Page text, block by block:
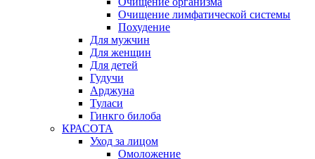
Очищение лимфатической системы
Похудение
Для мужчин
Для женщин
Для детей
Гудучи
Арджуна
Туласи
Гинкго билоба
КРАСОТА
Уход за лицом
Омоложение